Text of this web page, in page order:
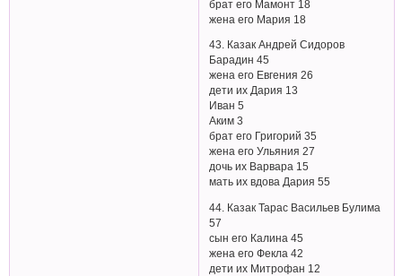
брат его Мамонт 18
жена его Мария 18
43. Казак Андрей Сидоров
Барадин 45
жена его Евгения 26
дети их Дария 13
Иван 5
Аким 3
брат его Григорий 35
жена его Ульяния 27
дочь их Варвара 15
мать их вдова Дария 55
44. Казак Тарас Васильев Булима
57
сын его Калина 45
жена его Фекла 42
дети их Митрофан 12